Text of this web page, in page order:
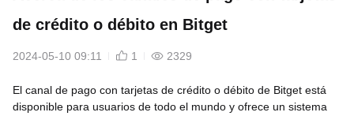
de crédito o débito en Bitget
2024-05-10 09:11 1 2329
El canal de pago con tarjetas de crédito o débito de Bitget está
disponible para usuarios de todo el mundo y ofrece un sistema